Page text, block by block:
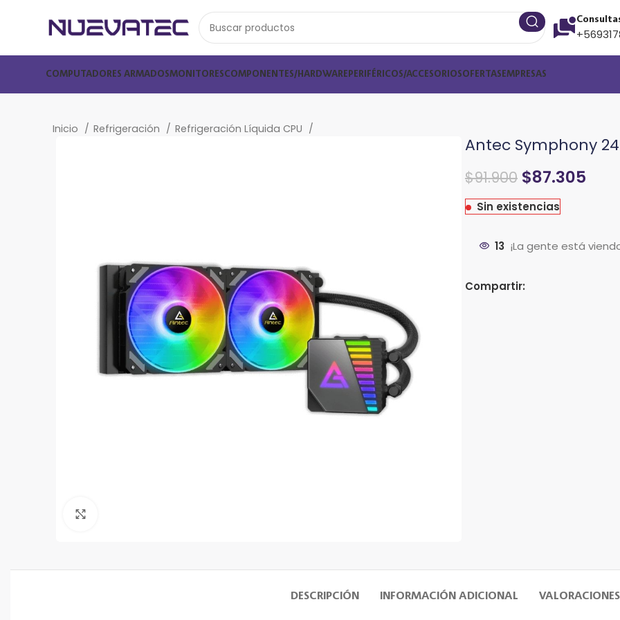
COMPUTADORES ARMADOSMONITORESCOMPONENTES/HARDWARE PERIFÉRICOS/ACCESORIOSOFERTAS EMPRESAS
Inicio Refrigeración Refrigeración Líquida CPU
Antec Symphony
$91.900 $87.305
Sin existencias
13 ¡La gente está
Compartir:
DESCRIPCIÓN INFORMACIÓN ADICIONAL